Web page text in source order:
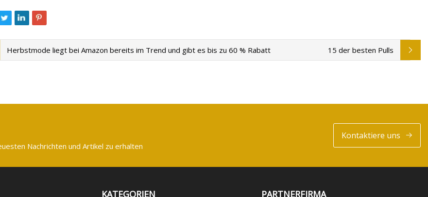
Herbstmode liegt bei Amazon bereits im Trend und gibt es bis zu 60 % Rabatt 15 der besten Pulls
Nachrichten und Artikel zu erhalten
Kontaktiere uns
KATEGORIEN PARTNERFIRMA